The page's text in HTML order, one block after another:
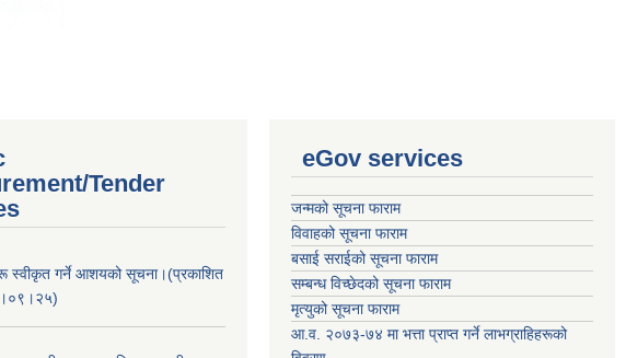
Tender
स्वीकृत गर्ने आशयको सूचना।(प्रकाशित
eGov services
जन्मको सूचना फाराम
विवाहको सूचना फाराम
बसाई सराईको सूचना फाराम
सम्बन्ध विच्छेदको सूचना फाराम
मृत्युको सूचना फाराम
आ.व. २०७३-७४ मा भत्ता प्राप्त गर्ने लाभग्राहिहरूको